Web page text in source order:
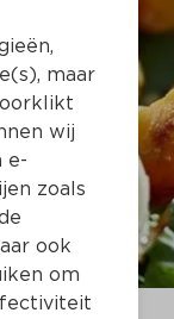
maar
wij
e-
zoals
ook
om